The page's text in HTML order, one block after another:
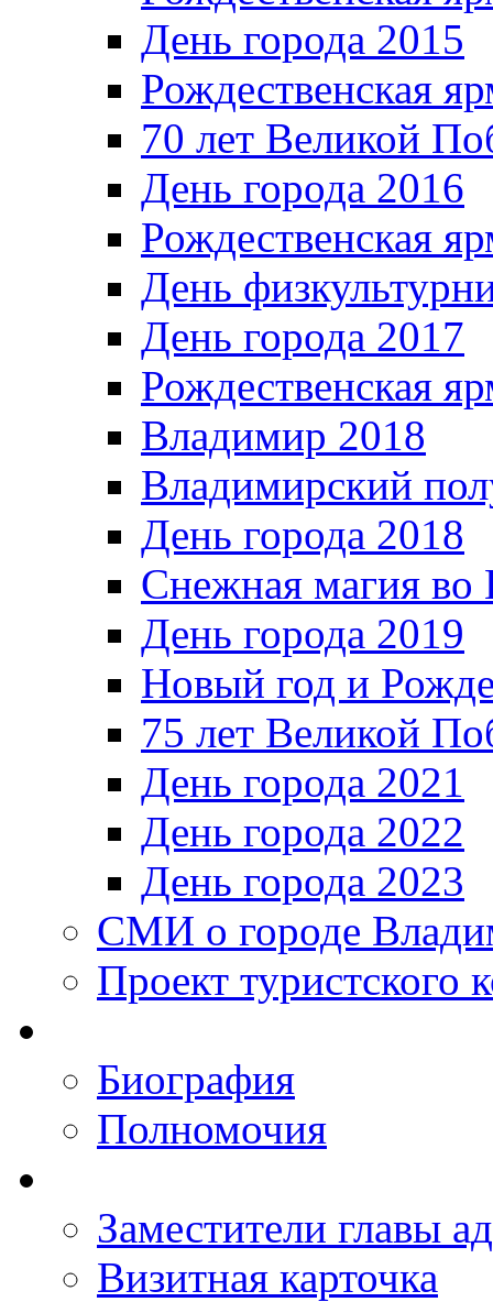
День города 2015
Рождественская
70 лет Великой
День города 2016
Рождественская
День
День города 2017
Рождественская
Владимир 2018
Владимирский
День города 2018
Снежная магия во
День города 2019
Новый год и
75 лет Великой
День города 2021
День города 2022
День города 2023
СМИ о городе
Проект туристского
Биография
Полномочия
Заместители главы
Визитная карточка